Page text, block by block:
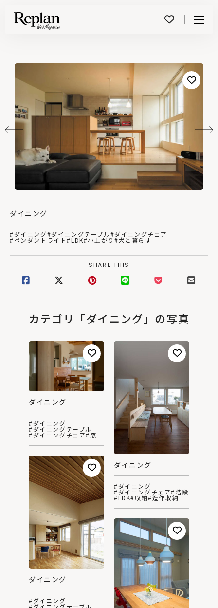
ダイニング
#ダイニング#ダイニングテーブル#ダイニングチェア
#ペンダントライト#LDK#小上がり #犬と暮らす
SHARE THIS
カテゴリ「ダイニング」の写真
ダイニング
#ダイニング
#ダイニングテーブル
#ダイニングチェア#窓
ダイニング
#ダイニング
#ダイニングチェア#階段
#LDK#収納#造作収納
ダイニング
#ダイニング